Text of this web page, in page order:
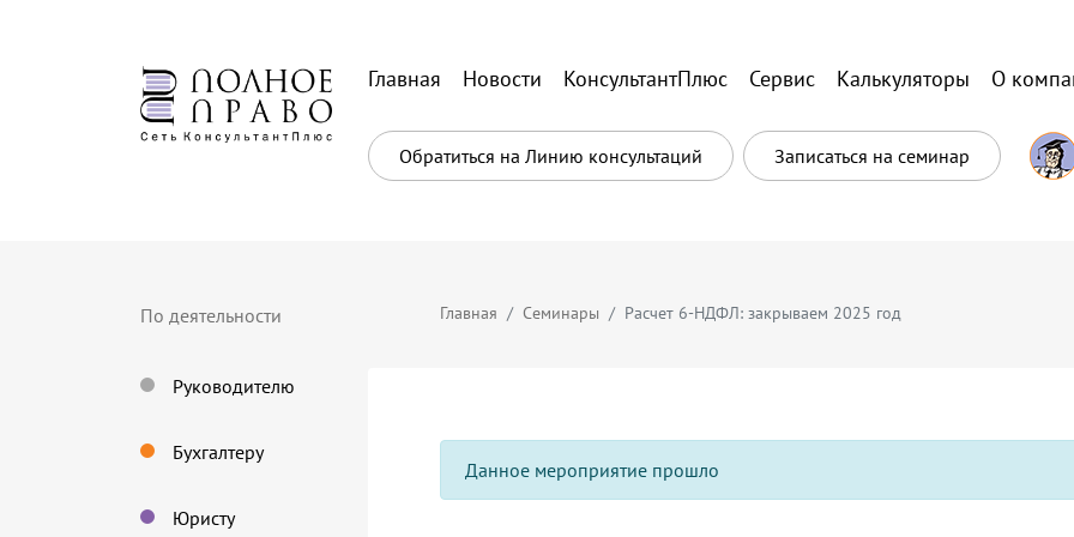
Главная Новости КонсультантПлюс Сервис Калькуляторы О
Обратиться на Линию консультаций Записаться на семинар
По деятельности
Руководителю
Бухгалтеру
Юристу
Главная Семинары Расчет 6-НДФЛ: закрываем 2025 год
Данное мероприятие прошло